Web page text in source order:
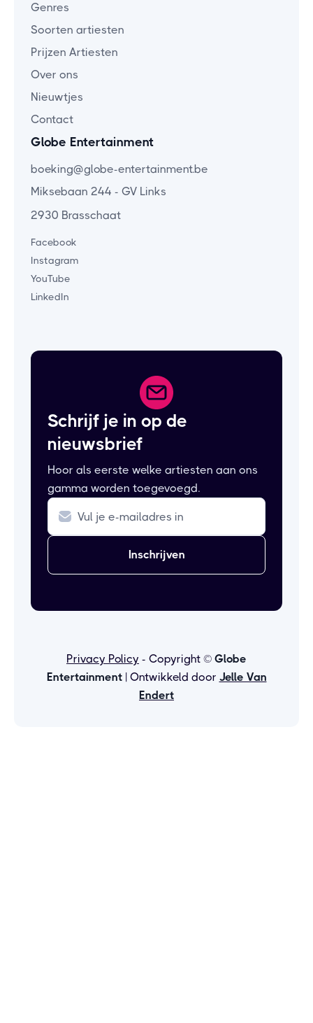
Genres
Soorten artiesten
Prijzen Artiesten
Over ons
Nieuwtjes
Contact
Globe Entertainment
boeking@globe-entertainment.be
Miksebaan 244 - GV Links
2930 Brasschaat
Facebook
Instagram
YouTube
LinkedIn
Schrijf je in op de
nieuwsbrief
Hoor als eerste welke artiesten aan ons
gamma worden toegevoegd.
Privacy Policy - Copyright © Globe
Entertainment| Ontwikkeld door Jelle Van
Endert